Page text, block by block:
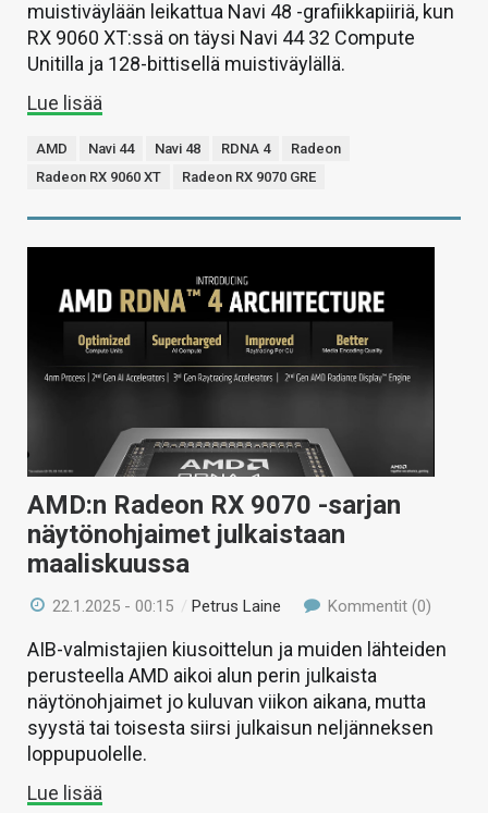
muistiväylään leikattua Navi 48 -grafiikkapiiriä, kun
RX 9060 XT:ssä on täysi Navi 44 32 Compute
Unitilla ja 128-bittisellä muistiväylällä.
Lue lisää
AMD Navi 44 Navi 48 RDNA 4
Radeon
Radeon RX 9060 XT
Radeon RX 9070 GRE
AMD:n Radeon RX 9070 -sarjan
näytönohjaimet julkaistaan
maaliskuussa
22.1.2025 - 00:15 /Petrus Laine Kommentit (0)
AIB-valmistajien kiusoittelun ja muiden lähteiden
perusteella AMD aikoi alun perin julkaista
näytönohjaimet jo kuluvan viikon aikana, mutta
syystä tai toisesta siirsi julkaisun neljänneksen
loppupuolelle.
Lue lisää